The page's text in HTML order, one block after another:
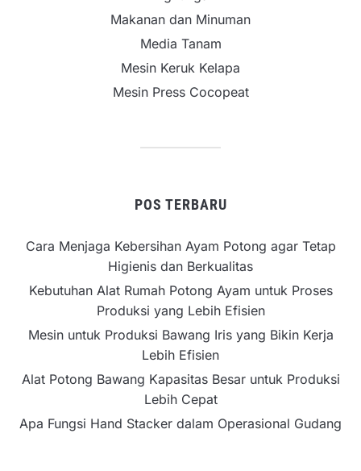
Makanan dan Minuman
Media Tanam
Mesin Keruk Kelapa
Mesin Press Cocopeat
POS TERBARU
Cara Menjaga Kebersihan Ayam Potong agar Tetap
Higienis dan Berkualitas
Kebutuhan Alat Rumah Potong Ayam untuk Proses
Produksi yang Lebih Efisien
Mesin untuk Produksi Bawang Iris yang Bikin Kerja
Lebih Efisien
Alat Potong Bawang Kapasitas Besar untuk Produksi
Lebih Cepat
Apa Fungsi Hand Stacker dalam Operasional Gudang